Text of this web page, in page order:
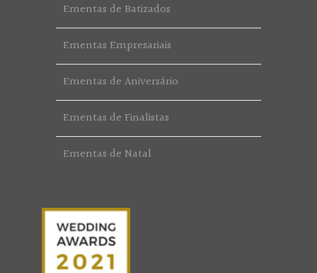
Ementas de Batizados
Ementas Empresariais
Ementas de Aniversário
Ementas de Finalistas
Ementas de Natal